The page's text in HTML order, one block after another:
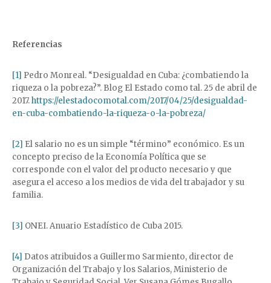
Referencias
[1] Pedro Monreal. “Desigualdad en Cuba: ¿combatiendo la
riqueza o la pobreza?”. Blog El Estado como tal. 25 de abril de
2017.https://elestadocomotal.com/2017/04/25/desigualdad-
en-cuba-combatiendo-la-riqueza-o-la-pobreza/
[2] El salario no es un simple “término” económico. Es un
concepto preciso de la Economía Política que se
corresponde con el valor del producto necesario y que
asegura el acceso a los medios de vida del trabajador y su
familia.
[3] ONEI. Anuario Estadístico de Cuba 2015.
[4] Datos atribuidos a Guillermo Sarmiento, director de
Organización del Trabajo y los Salarios, Ministerio de